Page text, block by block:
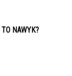
NAWYK?